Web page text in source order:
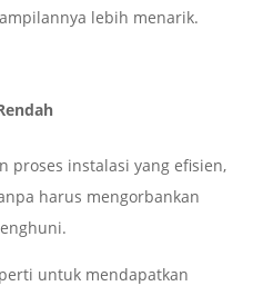
lebih menarik.
proses instalasi yang efisien,
harus mengorbankan
untuk mendapatkan